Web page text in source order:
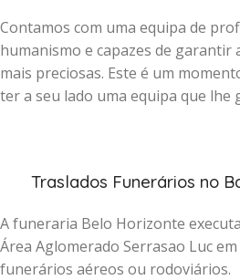
Contamos com uma equipa de
humanismo e capazes de
mais preciosas. Este é um
ter a seu lado uma equipa que
Traslados Funerários no
A funeraria Belo Horizonte
Área Aglomerado Serrasao Luc
funerários aéreos ou rodoviários.